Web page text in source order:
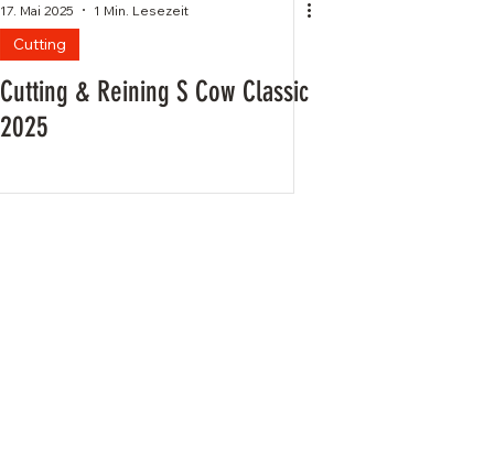
17. Mai 2025 1 Min. Lesezeit
Cutting
Cutting & Reining S Cow Classic
2025